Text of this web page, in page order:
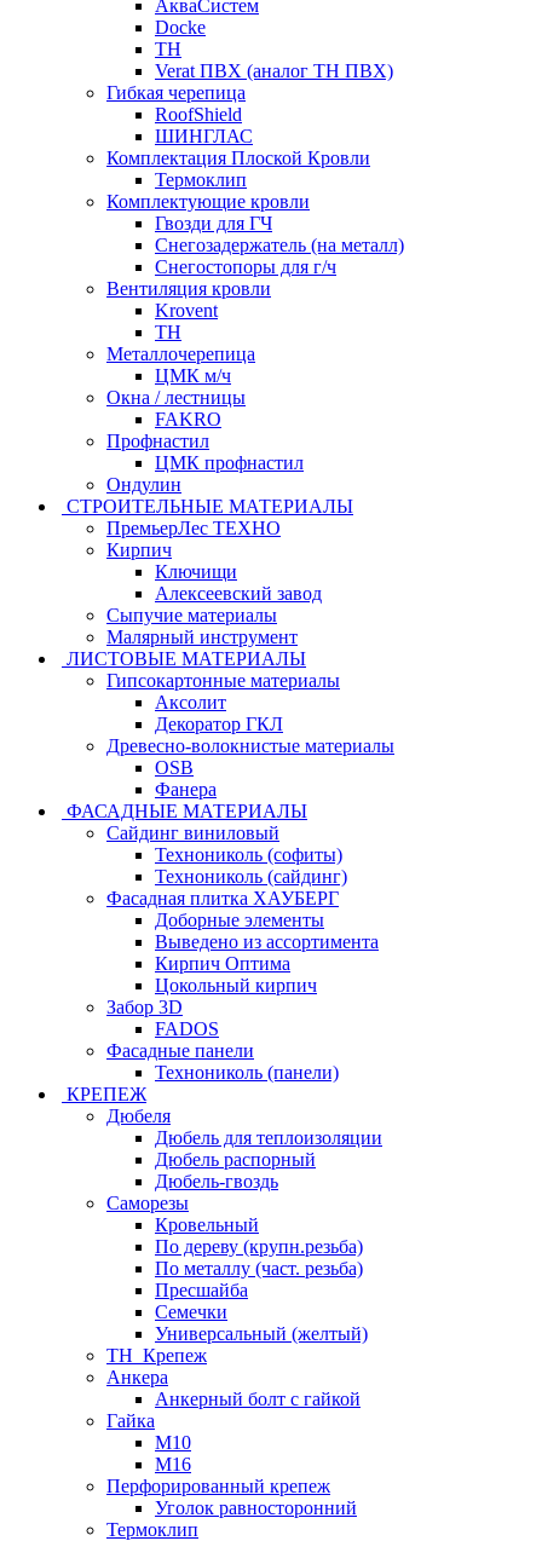
АкваСистем
Docke
ТН
Verat ПВХ (аналог ТН ПВХ)
Гибкая черепица
RoofShield
ШИНГЛАС
Комплектация Плоской Кровли
Термоклип
Комплектующие кровли
Гвозди для ГЧ
Снегозадержатель (на металл)
Снегостопоры для г/ч
Вентиляция кровли
Krovent
ТН
Металлочерепица
ЦМК м/ч
Окна / лестницы
FAKRO
Профнастил
ЦМК профнастил
Ондулин
СТРОИТЕЛЬНЫЕ МАТЕРИАЛЫ
ПремьерЛес ТЕХНО
Кирпич
Ключищи
Алексеевский завод
Сыпучие материалы
Малярный инструмент
ЛИСТОВЫЕ МАТЕРИАЛЫ
Гипсокартонные материалы
Аксолит
Декоратор ГКЛ
Древесно-волокнистые материалы
OSB
Фанера
ФАСАДНЫЕ МАТЕРИАЛЫ
Сайдинг виниловый
Технониколь (софиты)
Технониколь (сайдинг)
Фасадная плитка ХАУБЕРГ
Доборные элементы
Выведено из ассортимента
Кирпич Оптима
Цокольный кирпич
Забор 3D
FADOS
Фасадные панели
Технониколь (панели)
КРЕПЕЖ
Дюбеля
Дюбель для теплоизоляции
Дюбель распорный
Дюбель-гвоздь
Саморезы
Кровельный
По дереву (крупн.резьба)
По металлу (част. резьба)
Пресшайба
Семечки
Универсальный (желтый)
ТН_Крепеж
Анкера
Анкерный болт с гайкой
Гайка
М10
М16
Перфорированный крепеж
Уголок равносторонний
Термоклип